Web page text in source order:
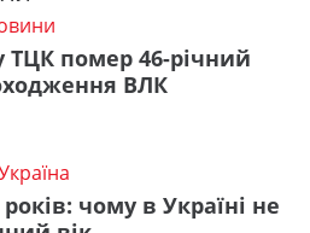
ТЦК помер 46-річний
ВЛК
чому в Україні не